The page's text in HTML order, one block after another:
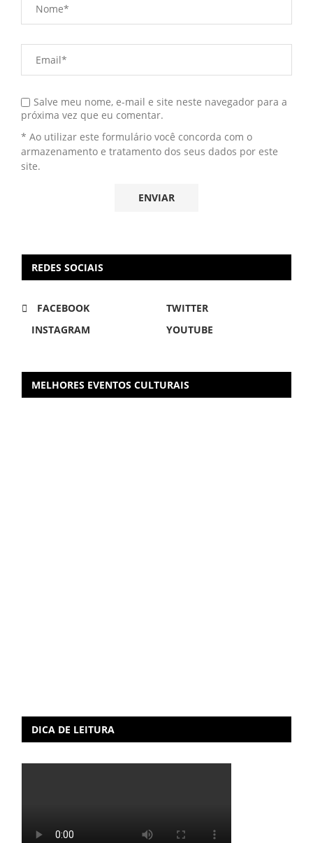
Salve meu nome, e-mail e site neste navegador para a
próxima vez que eu comentar.
* Ao utilizar este formulário você concorda com o
armazenamento e tratamento dos seus dados por este
site.
REDES SOCIAIS
FACEBOOK
TWITTER
INSTAGRAM
YOUTUBE
MELHORES EVENTOS CULTURAIS
DICA DE LEITURA